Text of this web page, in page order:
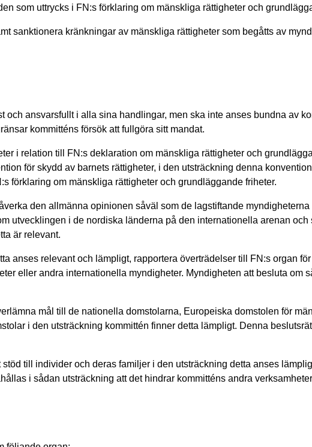
som uttrycks i FN:s förklaring om mänskliga rättigheter och
sanktionera kränkningar av mänskliga rättigheter som begåtts av
och ansvarsfullt i alla sina handlingar, men ska inte anses bundna av
kommitténs försök att fullgöra sitt mandat.
i relation till FN:s deklaration om mänskliga rättigheter och
för skydd av barnets rättigheter, i den utsträckning denna
förklaring om mänskliga rättigheter och grundläggande friheter.
den allmänna opinionen såväl som de lagstiftande
utvecklingen i de nordiska länderna på den internationella arenan och
är relevant.
anses relevant och lämpligt, rapportera överträdelser till FN:s organ
eller andra internationella myndigheter. Myndigheten att besluta om
mål till de nationella domstolarna, Europeiska domstolen för
i den utsträckning kommittén finner detta lämpligt. Denna
till individer och deras familjer i den utsträckning detta anses
i sådan utsträckning att det hindrar kommitténs andra